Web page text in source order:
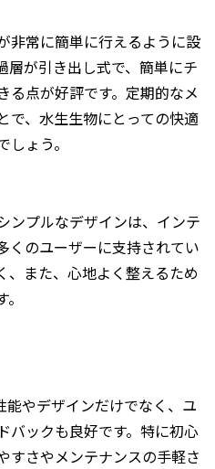
非常に簡単に行えるように設
層が引き出し式で、簡単にチ
る点が好評です。定期的なメ
で、水生生物にとっての快適
ょう。
ンプルなデザインは、インテ
くのユーザーに支持されてい
、また、心地よく整えるため
能やデザインだけでなく、ユ
バックも良好です。特に初心
すさやメンテナンスの手軽さ